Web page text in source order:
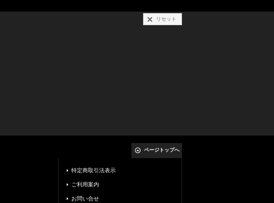
リセット
ページトップへ
特定商取引法表示
ご利用案内
お問い合せ